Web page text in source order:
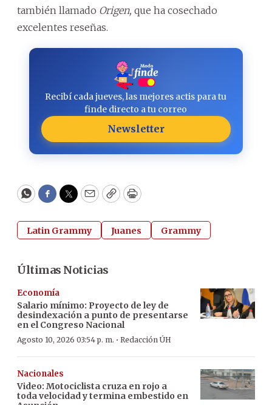
también llamado Origen, que ha cosechado
excelentes reseñas.
Recibí cada jueves, las mejores actis para tu
finde directo a tu correo
Newsletter
WhatsApp
Facebook
Twitter
EmailCopyPrint
Latin Grammy Juanes Grammy
Últimas Noticias
Economía
Salario mínimo: Proyecto de ley de
desindexación a punto de presentarse
en el Congreso Nacional
Agosto 10, 2026 03:54 p. m. · Redacción ÚH
Nacionales
Video: Motociclista cruza en rojo a
toda velocidad y termina embestido en